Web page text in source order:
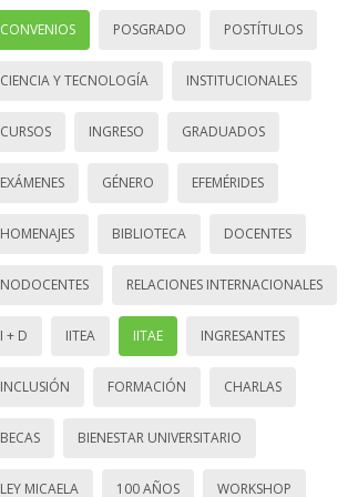
CONVENIOS POSGRADO POSTÍTULOS
CIENCIA Y TECNOLOGÍA INSTITUCIONALES
CURSOS INGRESO GRADUADOS
EXÁMENES GÉNERO EFEMÉRIDES
HOMENAJES BIBLIOTECA DOCENTES
NODOCENTES RELACIONES INTERNACIONALES
I + D IITEA IITAE INGRESANTES
INCLUSIÓN FORMACIÓN CHARLAS
BECAS BIENESTAR UNIVERSITARIO
LEY MICAELA 100 AÑOS WORKSHOP